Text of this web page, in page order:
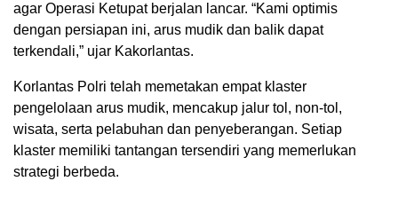
agar Operasi Ketupat berjalan lancar. “Kami optimis
dengan persiapan ini, arus mudik dan balik dapat
terkendali,” ujar Kakorlantas.
Korlantas Polri telah memetakan empat klaster
pengelolaan arus mudik, mencakup jalur tol, non-tol,
wisata, serta pelabuhan dan penyeberangan. Setiap
klaster memiliki tantangan tersendiri yang memerlukan
strategi berbeda.